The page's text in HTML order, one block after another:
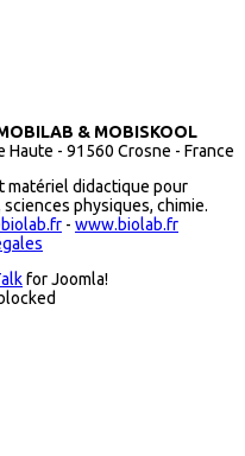
& MOBISKOOL
Haute - 91560 Crosne - France
matériel didactique pour
physiques, chimie.
- www.biolab.fr
for Joomla!